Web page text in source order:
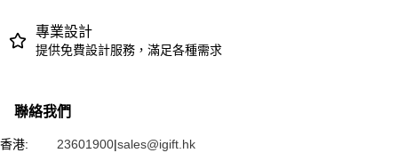
專業設計
提供免費設計服務，滿足各種需求
聯絡我們
香港: 23601900|sales@igift.hk